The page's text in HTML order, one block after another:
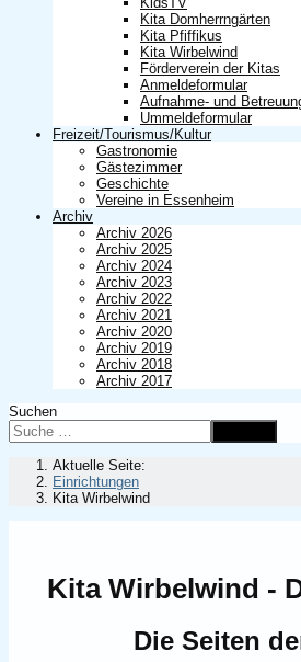
Kita Domherrngärten
Kita Pfiffikus
Kita Wirbelwind
Förderverein der Kitas
Anmeldeformular
Aufnahme- und
Ummeldeformular
Freizeit/Tourismus/Kultur
Gastronomie
Gästezimmer
Geschichte
Vereine in Essenheim
Archiv
Archiv 2026
Archiv 2025
Archiv 2024
Archiv 2023
Archiv 2022
Archiv 2021
Archiv 2020
Archiv 2019
Archiv 2018
Archiv 2017
Suchen
Aktuelle Seite:
Einrichtungen
Kita Wirbelwind
Kita Wirbelwind -
Die Seiten